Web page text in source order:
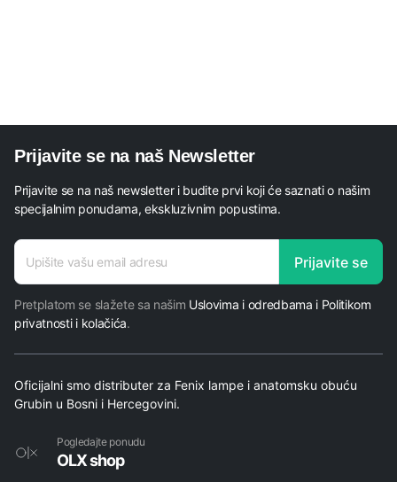
Prijavite se na naš Newsletter
Prijavite se na naš newsletter i budite prvi koji će saznati o našim
specijalnim ponudama, ekskluzivnim popustima.
adresa
E-mail
Prijavite se
Pretplatom se slažete sa našim Uslovima i odredbama i Politikom
privatnosti i kolačića.
Oficijalni smo distributer za Fenix lampe i anatomsku obuću
Grubin u Bosni i Hercegovini.
Pogledajte ponudu
OLX shop